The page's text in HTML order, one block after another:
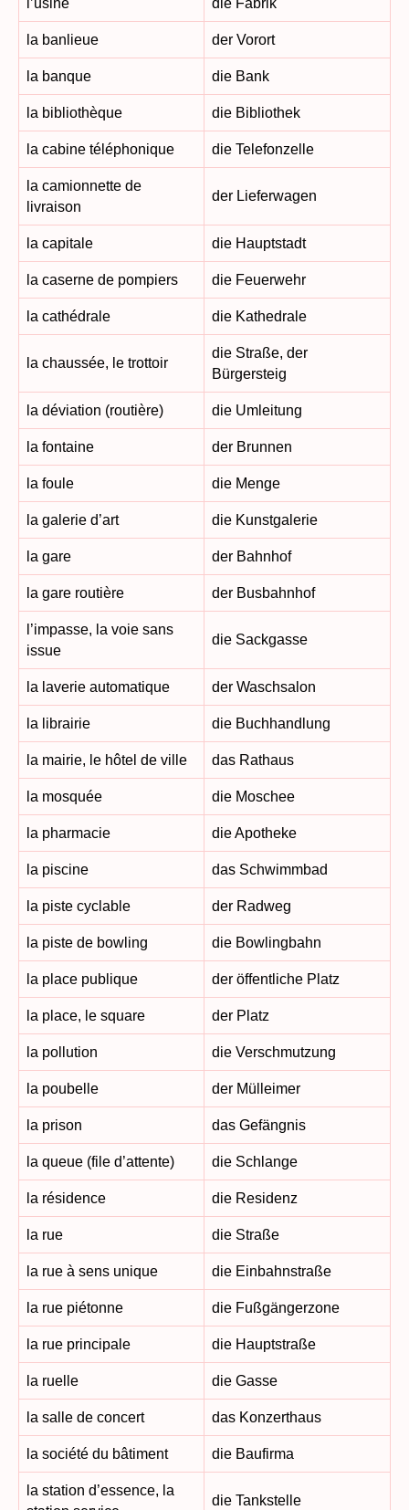
l’usine die Fabrik
la banlieue der Vorort
la banque die Bank
la bibliothèque die Bibliothek
la cabine téléphonique die Telefonzelle
la camionnette de
livraison
der Lieferwagen
la capitale die Hauptstadt
la caserne de pompiers die Feuerwehr
la cathédrale die Kathedrale
la chaussée, le trottoir
die Straße, der
Bürgersteig
la déviation (routière) die Umleitung
la fontaine der Brunnen
la foule die Menge
la galerie d’art die Kunstgalerie
la gare der Bahnhof
la gare routière der Busbahnhof
l’impasse, la voie sans
issue
die Sackgasse
la laverie automatique der Waschsalon
la librairie die Buchhandlung
la mairie, le hôtel de ville das Rathaus
la mosquée die Moschee
la pharmacie die Apotheke
la piscine das Schwimmbad
la piste cyclable der Radweg
la piste de bowling die Bowlingbahn
la place publique der öffentliche Platz
la place, le square der Platz
la pollution die Verschmutzung
la poubelle der Mülleimer
la prison das Gefängnis
la queue (file d’attente) die Schlange
la résidence die Residenz
la rue die Straße
la rue à sens unique die Einbahnstraße
la rue piétonne die Fußgängerzone
la rue principale die Hauptstraße
la ruelle die Gasse
la salle de concert das Konzerthaus
la société du bâtiment die Baufirma
la station d’essence, la
die Tankstelle